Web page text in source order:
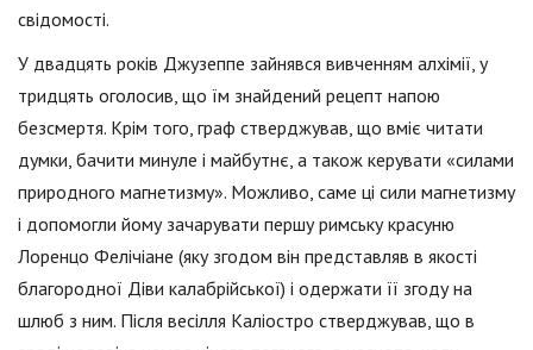
свідомості.
У двадцять років Джузеппе зайнявся вивченням алхімії, у
тридцять оголосив, що їм знайдений рецепт напою
безсмертя. Крім того, граф стверджував, що вміє читати
думки, бачити минуле і майбутнє, а також керувати «силами
природного магнетизму». Можливо, саме ці сили магнетизму
і допомогли йому зачарувати першу римську красуню
Лоренцо Фелічіане (яку згодом він представляв в якості
благородної Діви калабрійської) і одержати її згоду на
шлюб з ним. Після весілля Каліостро стверджував, що в